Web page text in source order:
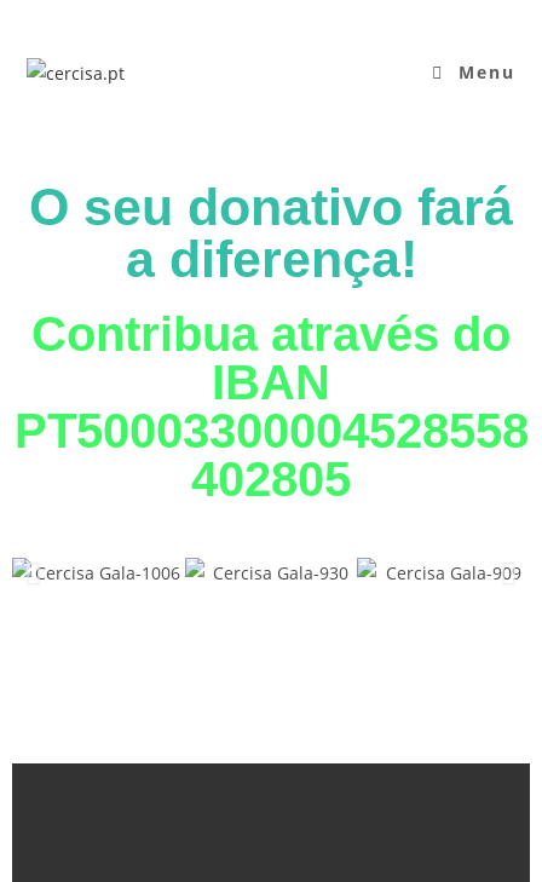
Menu
O seu donativo fará
a diferença!
Contribua através do
IBAN
PT50003300004528558
402805